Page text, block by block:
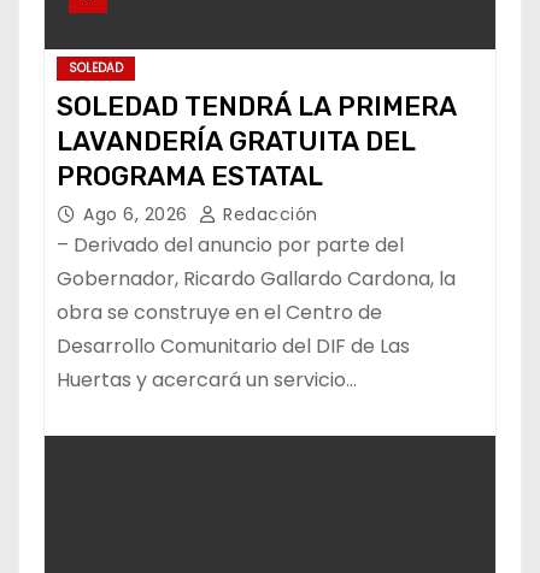
SOLEDAD
SOLEDAD TENDRÁ LA PRIMERA
LAVANDERÍA GRATUITA DEL
PROGRAMA ESTATAL
Ago 6, 2026 Redacción
– Derivado del anuncio por parte del
Gobernador, Ricardo Gallardo Cardona, la
obra se construye en el Centro de
Desarrollo Comunitario del DIF de Las
Huertas y acercará un servicio…